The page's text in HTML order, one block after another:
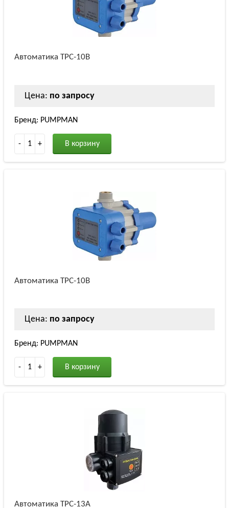
Автоматика TPC-10B
Цена: по запросу
Бренд: PUMPMAN
- 1 + В корзину
Автоматика TPC-10B
Цена: по запросу
Бренд: PUMPMAN
- 1 + В корзину
Автоматика TPC-13A